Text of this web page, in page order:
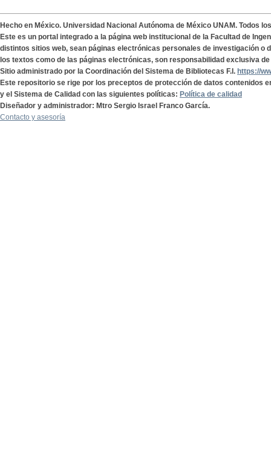
Hecho en México. Universidad Nacional Autónoma de México UNAM. Todos
Este es un portal integrado a la página web institucional de la Facultad de
distintos sitios web, sean páginas electrónicas personales de investigación o
los textos como de las páginas electrónicas, son responsabilidad exclusiva
Sitio administrado por la Coordinación del Sistema de Bibliotecas F.I. https://
Este repositorio se rige por los preceptos de protección de datos contenidos
y el Sistema de Calidad con las siguientes políticas: Política de calidad
Diseñador y administrador: Mtro Sergio Israel Franco García.
Contacto y asesoría